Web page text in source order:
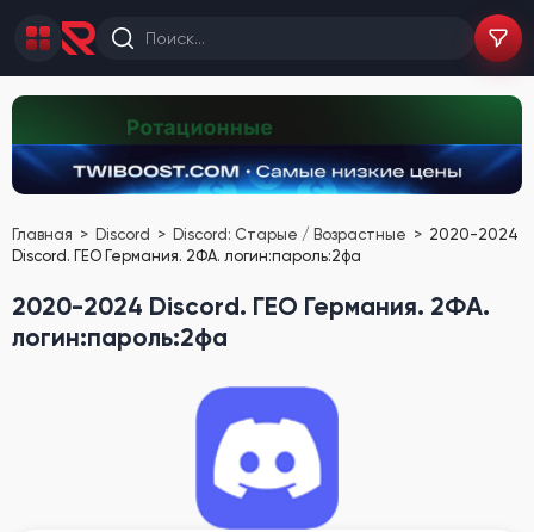
Главная Discord Discord: Старые / Возрастные
2020-2024
Discord. ГЕО Германия. 2ФА. логин:пароль:2фа
2020-2024 Discord. ГЕО Германия. 2ФА.
логин:пароль:2фа